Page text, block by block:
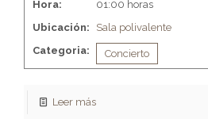
Hora:
01:00 horas
Ubicación:
Sala polivalente
Categoria:
Concierto
Leer más